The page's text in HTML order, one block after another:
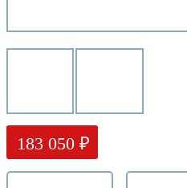
183 050 ₽